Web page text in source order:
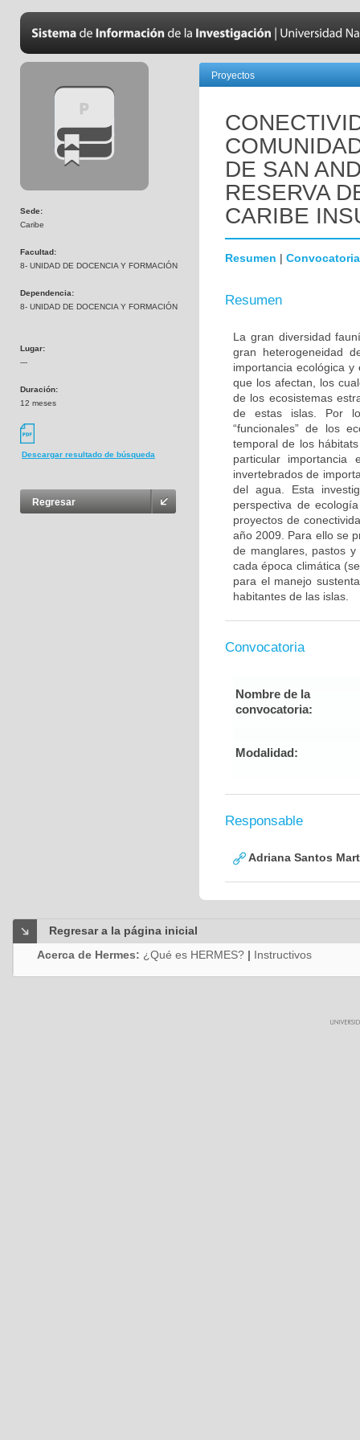
Sede:
Caribe
Facultad:
8- UNIDAD DE DOCENCIA Y FORMACIÓN
Dependencia:
8- UNIDAD DE DOCENCIA Y FORMACIÓN
Lugar:
---
Duración:
12 meses
Descargar resultado de búsqueda
Regresar
Proyectos
DE SAN
RESERVA
CARIBE
Resumen | Convocatoria
Resumen
La gran diversidad
gran heterogeneidad
importancia ecológica
que los afectan, los
de los ecosistemas
de estas islas. Por lo
“funcionales” de los
temporal de los
particular
invertebrados de
del agua. Esta
perspectiva de
proyectos de
año 2009. Para ello se
de manglares, pastos
cada época climática
para el manejo
habitantes de las islas.
Convocatoria
Nombre de la
convocatoria:
Modalidad:
Responsable
Adriana Santos
Regresar a la página inicial
Acerca de Hermes: ¿Qué es HERMES? | Instructivos